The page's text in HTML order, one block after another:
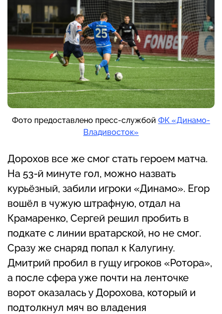
Фото предоставлено пресс-службой ФК «Динамо-
Владивосток»
Дорохов все же смог стать героем матча.
На 53-й минуте гол, можно назвать
курьёзный, забили игроки «Динамо». Егор
вошёл в чужую штрафную, отдал на
Крамаренко, Сергей решил пробить в
подкате с линии вратарской, но не смог.
Сразу же снаряд попал к Калугину.
Дмитрий пробил в гущу игроков «Ротора»,
а после сфера уже почти на ленточке
ворот оказалась у Дорохова, который и
подтолкнул мяч во владения